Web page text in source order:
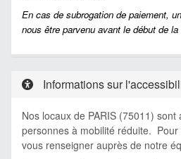
En cas de subrogation de paiement,
nous être parvenu avant le début de la
Informations sur
Nos locaux de PARIS (75011) sont
personnes à mobilité réduite.
vous renseigner auprès de notre